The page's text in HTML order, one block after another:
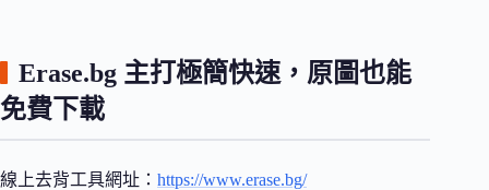
Erase.bg 主打極簡快速，原圖也能
免費下載
線上去背工具網址： https://www.erase.bg/